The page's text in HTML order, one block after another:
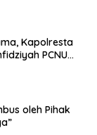
Kapolresta
PCNU
oleh Pihak